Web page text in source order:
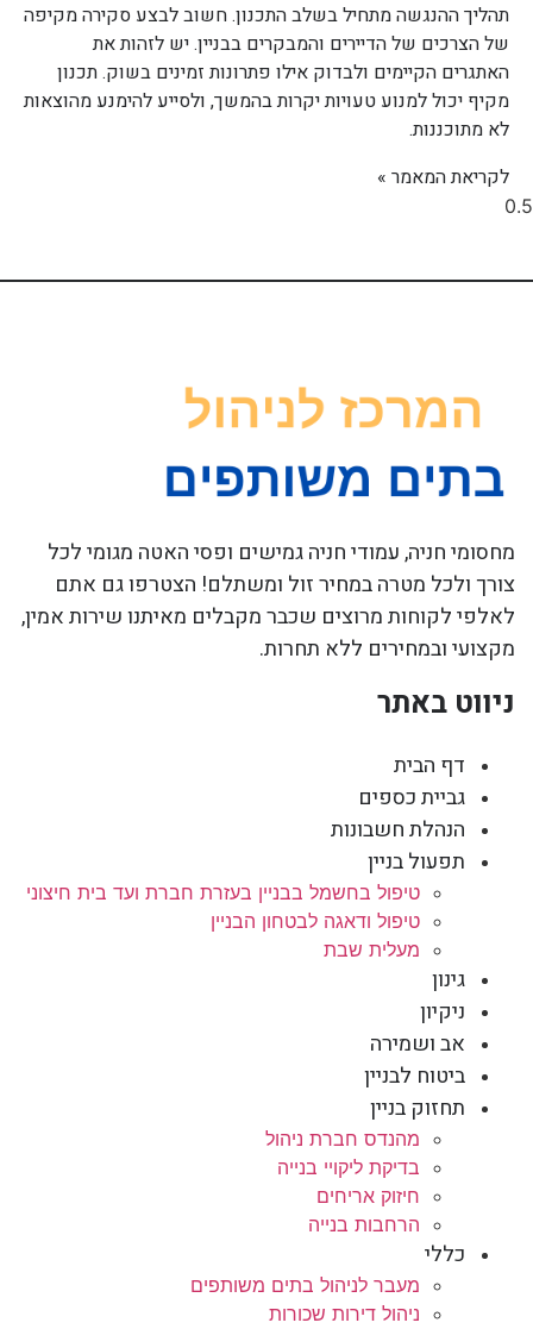
תהליך ההנגשה מתחיל בשלב התכנון. חשוב לבצע סקירה מקיפה
של הצרכים של הדיירים והמבקרים בבניין. יש לזהות את
האתגרים הקיימים ולבדוק אילו פתרונות זמינים בשוק. תכנון
מקיף יכול למנוע טעויות יקרות בהמשך, ולסייע להימנע מהוצאות
לא מתוכננות.
לקריאת המאמר »
מחסומי חניה, עמודי חניה גמישים ופסי האטה מגומי לכל
צורך ולכל מטרה במחיר זול ומשתלם! הצטרפו גם אתם
לאלפי לקוחות מרוצים שכבר מקבלים מאיתנו שירות אמין,
מקצועי ובמחירים ללא תחרות.
ניווט באתר
דף הבית
גביית כספים
הנהלת חשבונות
תפעול בניין
טיפול בחשמל בבניין בעזרת חברת ועד בית חיצוני
טיפול ודאגה לבטחון הבניין
מעלית שבת
גינון
ניקיון
אב ושמירה
ביטוח לבניין
תחזוק בניין
מהנדס חברת ניהול
בדיקת ליקויי בנייה
חיזוק אריחים
הרחבות בנייה
כללי
מעבר לניהול בתים משותפים
ניהול דירות שכורות